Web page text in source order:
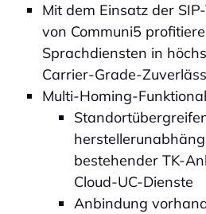
Mit dem Einsatz der
von Communi5
Sprachdiensten in
Carrier-Grade-
Multi-Homing-
bestehender TK-
Cloud-UC-Dienste
Anbindung